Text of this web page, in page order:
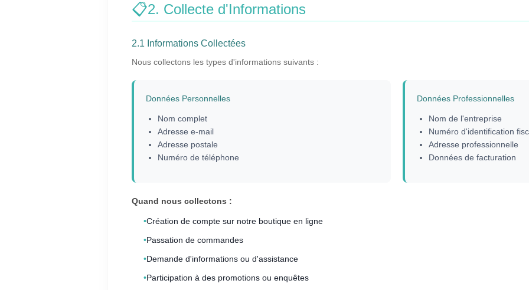
📋2. Collecte d'Informations
2.1 Informations Collectées
Nous collectons les types d'informations suivants :
Données Personnelles
Nom complet
Adresse e-mail
Adresse postale
Numéro de téléphone
Données Professionnelles
Nom de l'entreprise
Numéro d'identification
Adresse professionnelle
Données de facturation
Quand nous collectons :
•Création de compte sur notre boutique en ligne
•Passation de commandes
•Demande d'informations ou d'assistance
•Participation à des promotions ou enquêtes